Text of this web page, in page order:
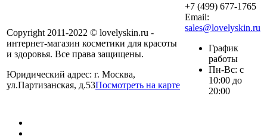
Copyright 2011-2022 © lovelyskin.ru -
интернет-магазин косметики для красоты
и здоровья. Все права защищены.
Юридический адрес: г. Москва,
ул.Партизанская, д.53Посмотреть на карте
+7 (499) 677-1765
Email:
sales@lovelyskin.ru
График
работы
Пн-Вс: с
10:00 до
20:00